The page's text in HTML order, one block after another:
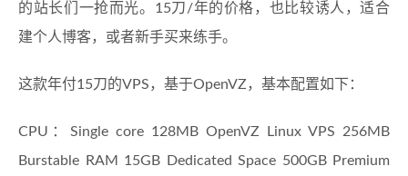
的站长们一抢而光。15刀/年的价格，也比较诱人，适合
建个人博客，或者新手买来练手。
这款年付15刀的VPS，基于OpenVZ，基本配置如下：
CPU：Single core 128MB OpenVZ Linux VPS 256MB
Burstable RAM 15GB Dedicated Space 500GB Premium